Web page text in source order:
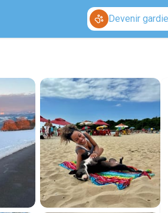
Devenir